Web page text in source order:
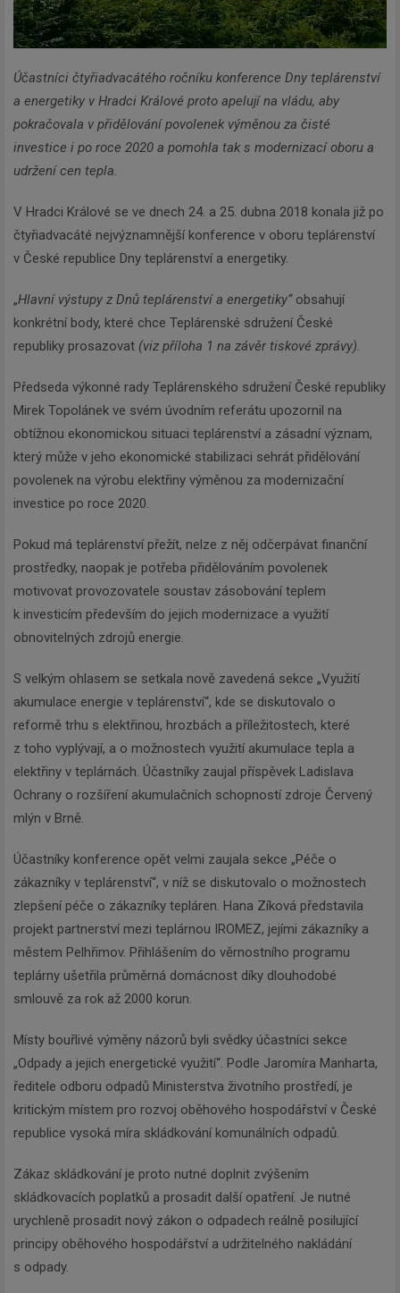
Účastníci čtyřiadvacátého ročníku konference Dny teplárenství
a energetiky v Hradci Králové proto apelují na vládu, aby
pokračovala v přidělování povolenek výměnou za čisté
investice i po roce 2020 a pomohla tak s modernizací oboru a
udržení cen tepla.
V Hradci Králové se ve dnech 24. a 25. dubna 2018 konala již po
čtyřiadvacáté nejvýznamnější konference v oboru teplárenství
v České republice Dny teplárenství a energetiky.
„Hlavní výstupy z Dnů teplárenství a energetiky“obsahují
konkrétní body, které chce Teplárenské sdružení České
republiky prosazovat (viz příloha 1 na závěr tiskové zprávy).
Předseda výkonné rady Teplárenského sdružení České republiky
Mirek Topolánek ve svém úvodním referátu upozornil na
obtížnou ekonomickou situaci teplárenství a zásadní význam,
který může v jeho ekonomické stabilizaci sehrát přidělování
povolenek na výrobu elektřiny výměnou za modernizační
investice po roce 2020.
Pokud má teplárenství přežít, nelze z něj odčerpávat finanční
prostředky, naopak je potřeba přidělováním povolenek
motivovat provozovatele soustav zásobování teplem
k investicím především do jejich modernizace a využití
obnovitelných zdrojů energie.
S velkým ohlasem se setkala nově zavedená sekce „Využití
akumulace energie v teplárenství“, kde se diskutovalo o
reformě trhu s elektřinou, hrozbách a příležitostech, které
z toho vyplývají, a o možnostech využití akumulace tepla a
elektřiny v teplárnách. Účastníky zaujal příspěvek Ladislava
Ochrany o rozšíření akumulačních schopností zdroje Červený
mlýn v Brně.
Účastníky konference opět velmi zaujala sekce „Péče o
zákazníky v teplárenství“, v níž se diskutovalo o možnostech
zlepšení péče o zákazníky tepláren. Hana Zíková představila
projekt partnerství mezi teplárnou IROMEZ, jejími zákazníky a
městem Pelhřimov. Přihlášením do věrnostního programu
teplárny ušetřila průměrná domácnost díky dlouhodobé
smlouvě za rok až 2000 korun.
Místy bouřlivé výměny názorů byli svědky účastníci sekce
„Odpady a jejich energetické využití“. Podle Jaromíra Manharta,
ředitele odboru odpadů Ministerstva životního prostředí, je
kritickým místem pro rozvoj oběhového hospodářství v České
republice vysoká míra skládkování komunálních odpadů.
Zákaz skládkování je proto nutné doplnit zvýšením
skládkovacích poplatků a prosadit další opatření. Je nutné
urychleně prosadit nový zákon o odpadech reálně posilující
principy oběhového hospodářství a udržitelného nakládání
s odpady.